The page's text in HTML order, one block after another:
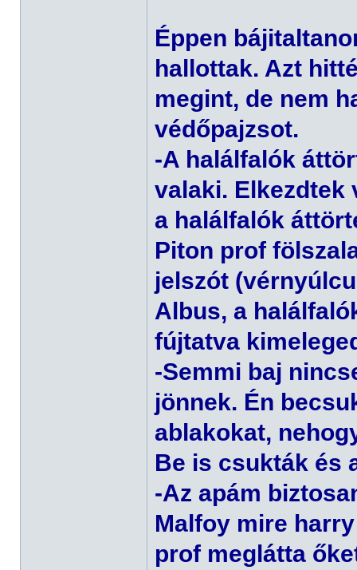
Éppen
hallottak. Azt
megint, de nem
védőpajzsot.
-A halálfalók
valaki. Elkezdtek
a halálfalók
Piton prof
jelszót
Albus, a
fújtatva
-Semmi baj
jönnek. Én
ablakokat,
Be is csukták és
-Az apám
Malfoy mire
prof meglátta